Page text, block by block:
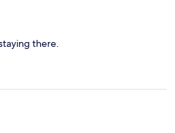
there.